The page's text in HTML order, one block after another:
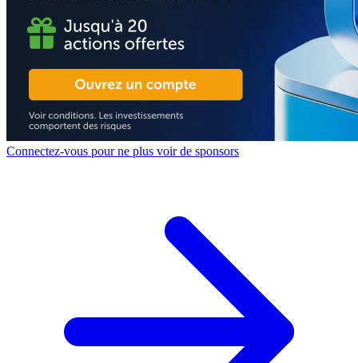
Connectez-vous pour ne plus voir de sponsors